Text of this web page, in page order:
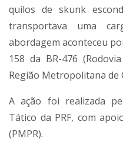
quilos de skunk
transportava uma
abordagem aconteceu
158 da BR-476
Região Metropolitana de
A ação foi realizada
Tático da PRF, com
(PMPR).